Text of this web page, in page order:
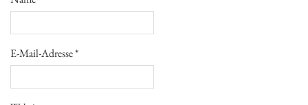
E-Mail-Adresse*